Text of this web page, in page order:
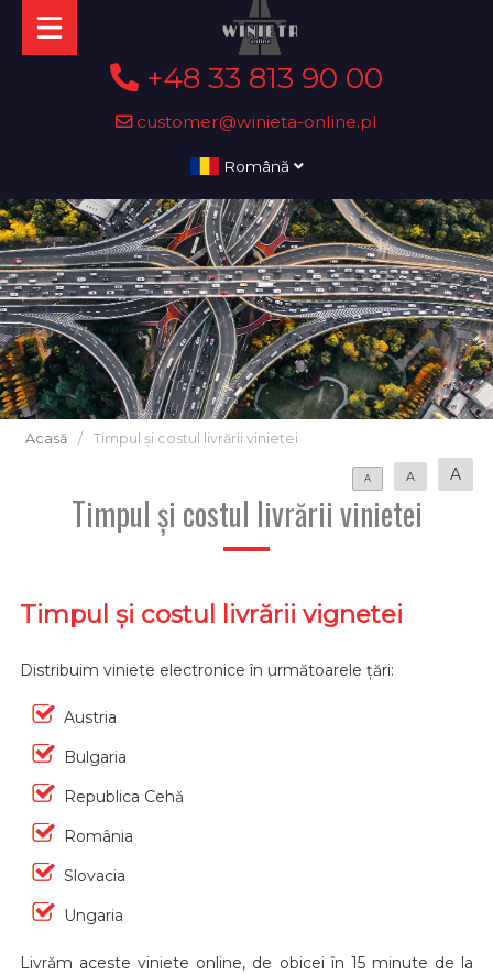
+48 33 813 90 00
customer@winieta-online.pl
Română
Acasă / Timpul și costul livrării vinietei
A A A
Timpul și costul livrării vinietei
Timpul și costul livrării vignetei
Distribuim viniete electronice în următoarele țări:
Austria
Bulgaria
Republica Cehă
România
Slovacia
Ungaria
Livrăm aceste viniete online, de obicei în 15 minute de la